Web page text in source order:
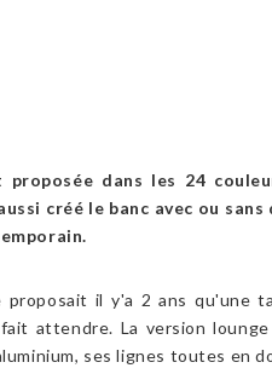
dans les 24
créé le banc avec ou
proposait il y'a 2 ans qu'une
attendre. La version
ses lignes toutes en